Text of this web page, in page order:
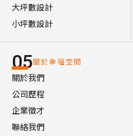
大坪數設計
小坪數設計
05關於幸福空間
關於我們
公司歷程
企業徵才
聯絡我們